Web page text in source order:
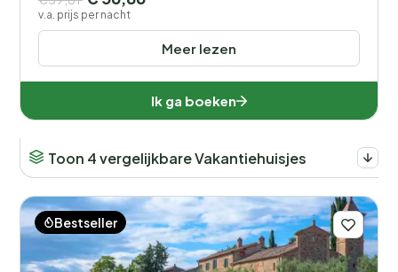
Meer lezen
v.a. prijs per nacht
Ik ga boeken
Toon 4 vergelijkbare Vakantiehuisjes
Bestseller